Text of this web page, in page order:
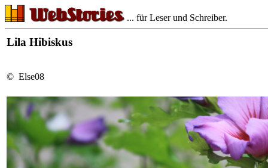
... für Leser und Schreiber.
Lila Hibiskus
© Else08